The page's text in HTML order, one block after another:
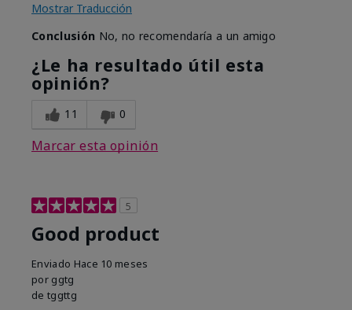
Mostrar Traducción
Conclusión No, no recomendaría a un amigo
¿Le ha resultado útil esta
opinión?
11 0
Marcar esta opinión
5
Good product
Enviado Hace 10 meses
por ggtg
de tggttg